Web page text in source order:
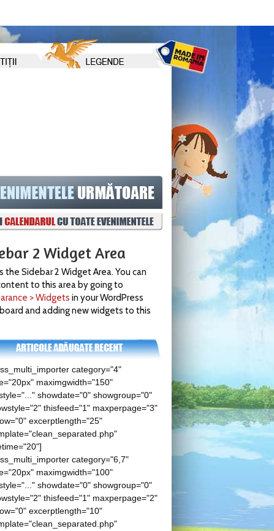
2 Widget Area
the Sidebar 2 Widget Area. You can
to this area by going to
> Widgets in your WordPress
and adding new widgets to this
category="4"
maximgwidth="150"
showdate="0" showgroup="0"
thisfeed="1" maxperpage="3"
excerptlength="25"
category="6,7"
maximgwidth="100"
showdate="0" showgroup="0"
thisfeed="1" maxperpage="2"
excerptlength="10"